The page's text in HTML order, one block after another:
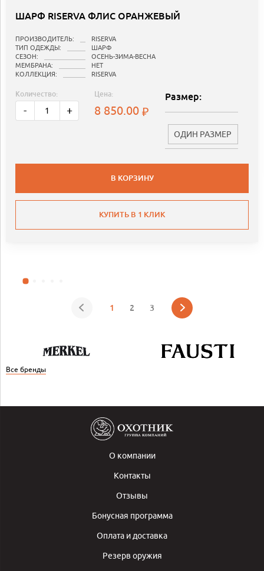
ШАРФ RISERVA ФЛИС ОРАНЖЕВЫЙ
ПРОИЗВОДИТЕЛЬ:
RISERVA
ТИП ОДЕЖДЫ:
ШАРФ
СЕЗОН:
ОСЕНЬ-ЗИМА-ВЕСНА
МЕМБРАНА:
НЕТ
КОЛЛЕКЦИЯ:
RISERVA
Количество:
- +
Цена:
8 850.00
Размер:
ОДИН РАЗМЕР
В КОРЗИНУ
КУПИТЬ В 1 КЛИК
1 2 3
Все бренды
О компании
Контакты
Отзывы
Бонусная программа
Оплата и доставка
Резерв оружия